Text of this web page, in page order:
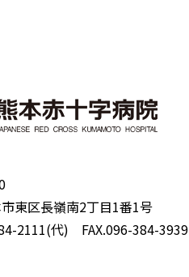
東区長嶺南2丁目1番1号
2111(代) FAX.096-384-3939